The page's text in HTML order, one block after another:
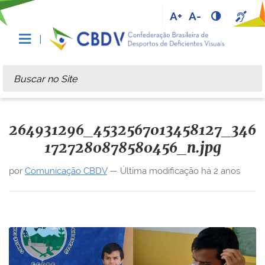
A+ A-
Busca
Busca Avançada…
264931296_4532567013458127_346
1727280878580456_n.jpg
por Comunicação CBDV— Última modificação há 2 anos